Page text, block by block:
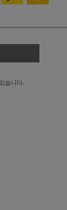
습니다.